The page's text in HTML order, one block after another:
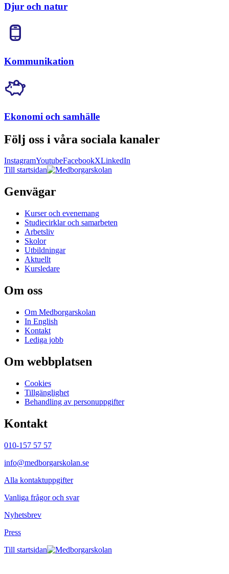
Djur och natur
Kommunikation
Ekonomi och samhälle
Följ oss i våra sociala kanaler
InstagramYoutubeFacebookXLinkedIn
Till startsidan
Genvägar
Kurser och evenemang
Studiecirklar och samarbeten
Arbetsliv
Skolor
Utbildningar
Aktuellt
Kursledare
Om oss
Om Medborgarskolan
In English
Kontakt
Lediga jobb
Om webbplatsen
Cookies
Tillgänglighet
Behandling av personuppgifter
Kontakt
010-157 57 57
info@medborgarskolan.se
Alla kontaktuppgifter
Vanliga frågor och svar
Nyhetsbrev
Press
Till startsidan